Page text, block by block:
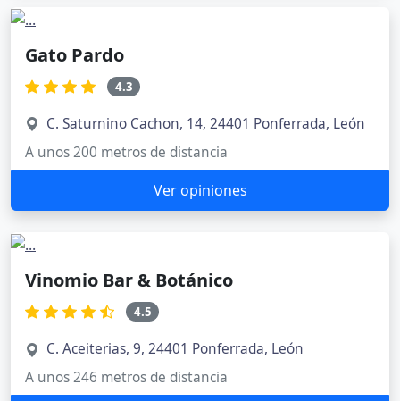
Gato Pardo
4.3
C. Saturnino Cachon, 14, 24401 Ponferrada, León
A unos 200 metros de distancia
Ver opiniones
Vinomio Bar & Botánico
4.5
C. Aceiterias, 9, 24401 Ponferrada, León
A unos 246 metros de distancia